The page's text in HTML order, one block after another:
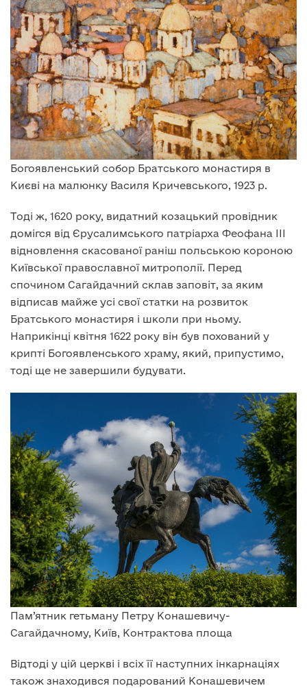
Богоявленський собор Братського монастиря в
Києві на малюнку Василя Кричевського, 1923 р.
Тоді ж, 1620 року, видатний козацький провідник
домігся від Єрусалимського патріарха Феофана ІІІ
відновлення скасованої раніш польською короною
Київської православної митрополії. Перед
спочином Сагайдачний склав заповіт, за яким
відписав майже усі свої статки на розвиток
Братського монастиря і школи при ньому.
Наприкінці квітня 1622 року він був похований у
крипті Богоявленського храму, який, припустимо,
тоді ще не завершили будувати.
Пам’ятник гетьману Петру Конашевичу-
Сагайдачному, Київ, Контрактова площа
Відтоді у цій церкві і всіх її наступних інкарнаціях
також знаходився подарований Конашевичем